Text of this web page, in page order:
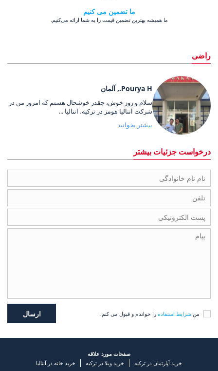
ما تضمین می کنیم
ما همیشه بهترین تضمین قیمت را به شما ارائه می‌کنیم.
راضی
Pourya H., آلمان
سلام و روز خوش، چقدر خوشحال هستم که امروز من در
شرکت آنتالیا هومز در ترکیه، آنتالیا ...
بیشتر بخوانید
درخواست جزئیات بیشتر
من شرایط استفاده را خواندم و قبول می کنم.
صفحات مورد علاقه
خرید آپارتمان در ترکیه
خرید ویلا در ترکیه خرید خانه در آنتالیا